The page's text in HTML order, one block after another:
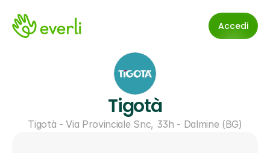
Accedi
Tigotà
Tigotà - Via Provinciale Snc, 33h - Dalmine (BG)